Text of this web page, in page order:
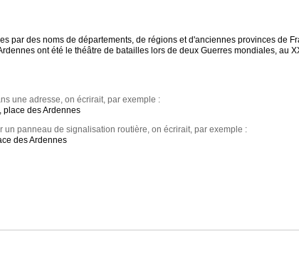
par des noms de départements, de régions et d'anciennes provinces de
ont été le théâtre de batailles lors de deux Guerres mondiales, au
une adresse, on écrirait, par exemple :
place des Ardennes
un panneau de signalisation routière, on écrirait, par exemple :
des Ardennes